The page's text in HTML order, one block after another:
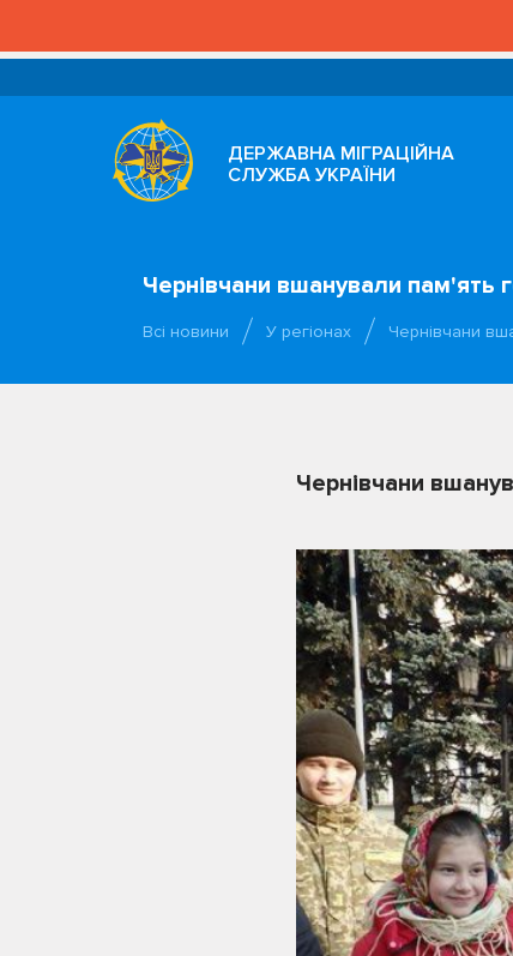
ДЕРЖАВНА МІГРАЦІЙНА
СЛУЖБА УКРАЇНИ
Чернівчани вшанували пам'ять
Всі новини У регіонах Чернівчани
Чернівчани